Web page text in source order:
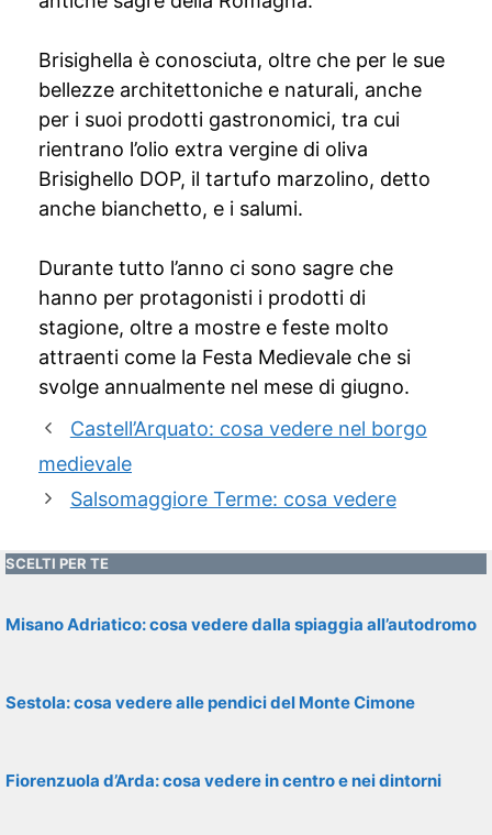
Brisighella è conosciuta, oltre che per le sue
bellezze architettoniche e naturali, anche
per i suoi prodotti gastronomici, tra cui
rientrano l’olio extra vergine di oliva
Brisighello DOP, il tartufo marzolino, detto
anche bianchetto, e i salumi.
Durante tutto l’anno ci sono sagre che
hanno per protagonisti i prodotti di
stagione, oltre a mostre e feste molto
attraenti come la Festa Medievale che si
svolge annualmente nel mese di giugno.
Castell’Arquato: cosa vedere nel borgo
medievale
Salsomaggiore Terme: cosa vedere
SCELTI PER TE
Misano Adriatico: cosa vedere dalla spiaggia all’autodromo
Sestola: cosa vedere alle pendici del Monte Cimone
Fiorenzuola d’Arda: cosa vedere in centro e nei dintorni